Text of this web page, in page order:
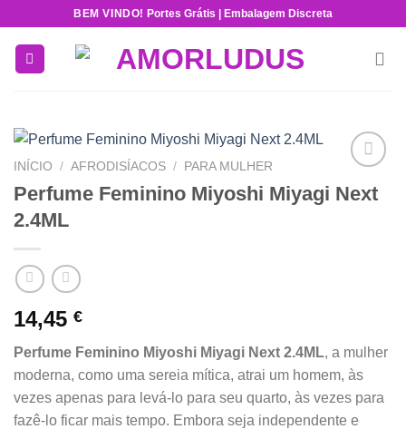
content
BEM VINDO! Portes Grátis | Embalagem Discreta
Add to
wishlist
INÍCIO / AFRODISÍACOS / PARA MULHER
Perfume Feminino Miyoshi Miyagi Next
2.4ML
14,45 €
Perfume Feminino Miyoshi Miyagi Next 2.4ML, a mulher
moderna, como uma sereia mítica, atrai um homem, às
vezes apenas para levá-lo para seu quarto, às vezes para
fazê-lo ficar mais tempo. Embora seja independente e